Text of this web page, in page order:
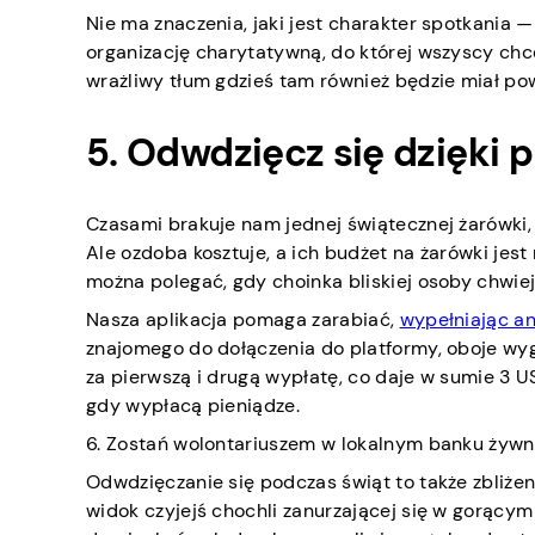
Nie ma znaczenia, jaki jest charakter spotkania
organizację charytatywną, do której wszyscy
wrażliwy tłum gdzieś tam również będzie miał
5. Odwdzięcz się dzięki
Czasami brakuje nam jednej świątecznej
Ale ozdoba kosztuje, a ich budżet na żarówki
można polegać, gdy choinka bliskiej osoby
Nasza aplikacja pomaga zarabiać, wypełniając
znajomego do dołączenia do platformy, oboje
za pierwszą i drugą wypłatę, co daje w sumie 3
gdy wypłacą pieniądze.
6. Zostań wolontariuszem w lokalnym banku
Odwdzięczanie się podczas świąt to także
widok czyjejś chochli zanurzającej się w